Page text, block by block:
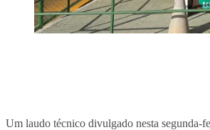
Um laudo técnico divulgado nesta segunda-